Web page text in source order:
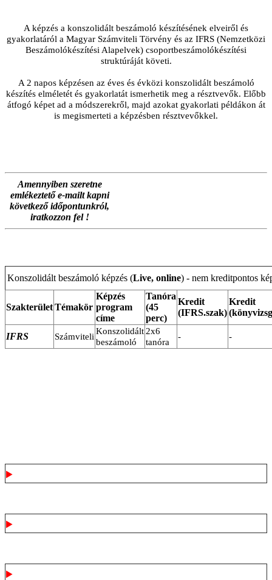
A képzés a konszolidált beszámoló készítésének elveiről és
gyakorlatáról a Magyar Számviteli Törvény és az IFRS (Nemzetközi
Beszámolókészítési Alapelvek) csoportbeszámolókészítési
struktúráját követi.
A 2 napos képzésen az éves és évközi konszolidált beszámoló
készítés elméletét és gyakorlatát ismerhetik meg a résztvevők. Előbb
átfogó képet ad a módszerekről, majd azokat gyakorlati példákon át
is megismerteti a képzésben résztvevőkkel.
Amennyiben szeretne
emlékeztető e-mailt kapni
következő időpontunkról,
iratkozzon fel !
Konszolidált beszámoló képzés (Live, online) - nem kreditpontos
SzakterületTémakör
Képzés
program
címe
Tanóra
(45
perc)
Kredit
(IFRS.szak)
Kredit
IFRS Számviteli
Konszolidált
beszámoló
2x6
tanóra
- -